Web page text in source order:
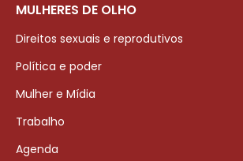
MULHERES DE OLHO
Direitos sexuais e reprodutivos
Política e poder
Mulher e Mídia
Trabalho
Agenda